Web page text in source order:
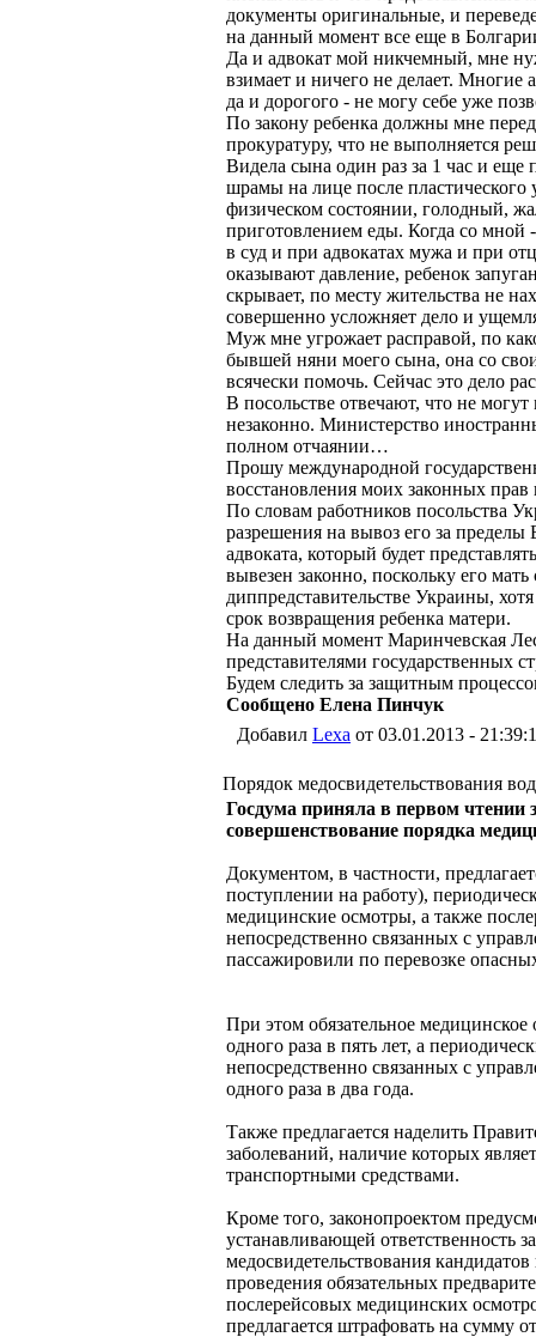
документы оригинальные, и
на данный момент все еще в
Да и адвокат мой никчемный, мне
взимает и ничего не делает. Многие
да и дорогого - не могу себе уже
По закону ребенка должны мне
прокуратуру, что не выполняется
Видела сына один раз за 1 час и
шрамы на лице после пластического
физическом состоянии, голодный,
приготовлением еды. Когда со мной
в суд и при адвокатах мужа и при
оказывают давление, ребенок
скрывает, по месту жительства не
совершенно усложняет дело и
Муж мне угрожает расправой, по
бывшей няни моего сына, она со
всячески помочь. Сейчас это дело
В посольстве отвечают, что не
незаконно. Министерство
полном отчаянии…
Прошу международной
восстановления моих законных
По словам работников посольства
разрешения на вывоз его за
адвоката, который будет
вывезен законно, поскольку его
диппредставительстве Украины,
срок возвращения ребенка матери.
На данный момент Маринчевская
представителями государственных
Будем следить за защитным
Сообщено Елена Пинчук
Добавил Lexa от 03.01.2013 -
Порядок медосвидетельствования
Госдума приняла в первом чтении
совершенствование порядка
Документом, в частности,
поступлении на работу),
медицинские осмотры, а также
непосредственно связанных с
пассажировили по перевозке
При этом обязательное медицинское
одного раза в пять лет, а
непосредственно связанных с
одного раза в два года.
Также предлагается наделить
заболеваний, наличие которых
транспортными средствами.
Кроме того, законопроектом
устанавливающей ответственность
медосвидетельствования
проведения обязательных
послерейсовых медицинских
предлагается штрафовать на сумму